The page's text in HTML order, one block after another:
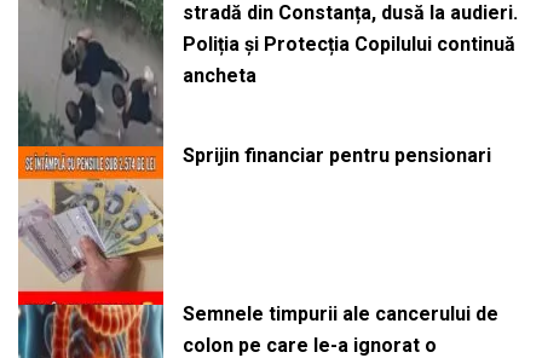
stradă din Constanța, dusă la audieri.
Poliția și Protecția Copilului continuă
ancheta
Sprijin financiar pentru pensionari
Semnele timpurii ale cancerului de
colon pe care le-a ignorat o